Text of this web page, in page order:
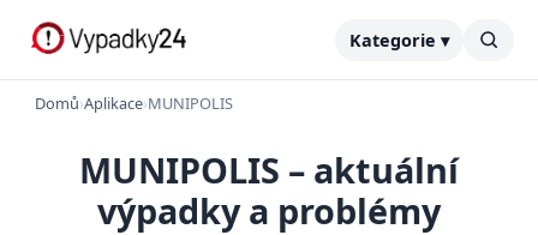
Kategorie ▾
Domů›Aplikace›MUNIPOLIS
MUNIPOLIS – aktuální
výpadky a problémy